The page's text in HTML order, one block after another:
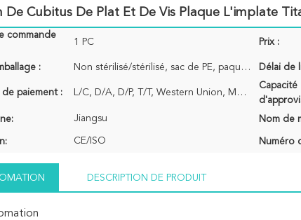
De Cubitus De Plat Et De Vis Plaque L'implate
commande
1 PC Prix :
: Non stérilisé/stérilisé, sac de PE, paquet de carton Délai de
paiement : L/C, D/A, D/P, T/T, Western Union, MoneyGram
Capacité
Jiangsu Nom de
CE/ISO Numéro
DESCRIPTION DE PRODUIT